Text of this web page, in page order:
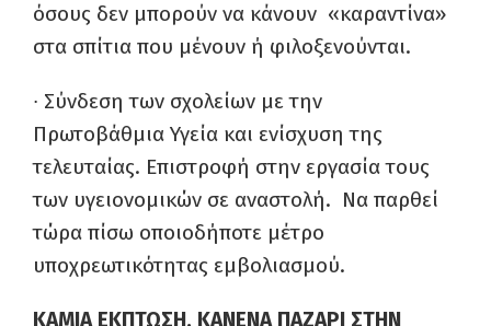
όσους δεν μπορούν να κάνουν «καραντίνα»
στα σπίτια που μένουν ή φιλοξενούνται.
∙ Σύνδεση των σχολείων με την
Πρωτοβάθμια Υγεία και ενίσχυση της
τελευταίας. Επιστροφή στην εργασία τους
των υγειονομικών σε αναστολή. Να παρθεί
τώρα πίσω οποιοδήποτε μέτρο
υποχρεωτικότητας εμβολιασμού.
ΚΑΜΙΑ ΕΚΠΤΩΣΗ, ΚΑΝΕΝΑ ΠΑΖΑΡΙ ΣΤΗΝ